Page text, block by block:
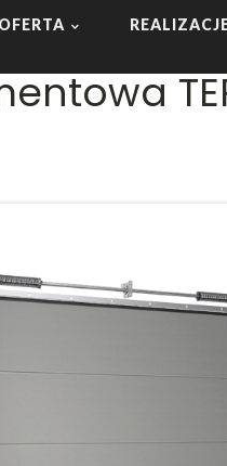
OFERTA